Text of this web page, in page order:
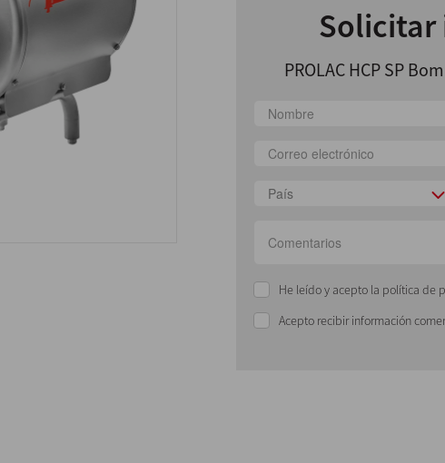
PROLAC HCP SP
País
He leído y acepto la política de
Acepto recibir información